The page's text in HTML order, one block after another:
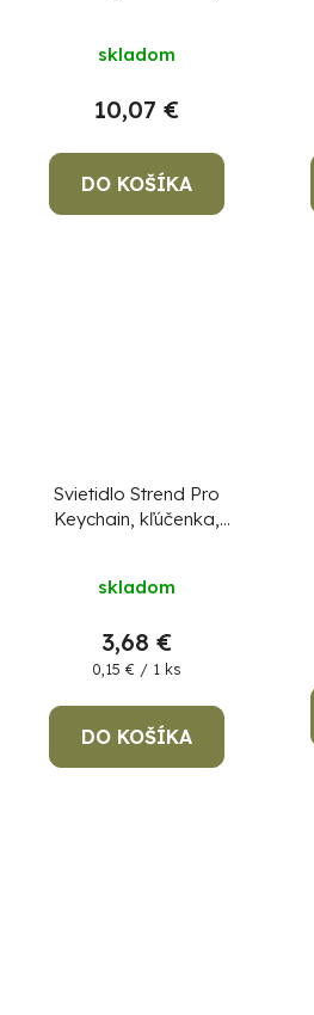
magnet, stmievateľné,
skladom
10,07 €
DO KOŠÍKA
Svietidlo Strend Pro
Keychain, kľúčenka,
USB nabíjanie,
CENA ZA 1 KS,
NIE ZA BALENIE !
skladom
3,68 €
Jednotková
0,15 € / 1 ks
DO KOŠÍKA